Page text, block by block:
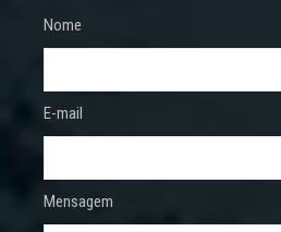
Nome
E-mail
Mensagem